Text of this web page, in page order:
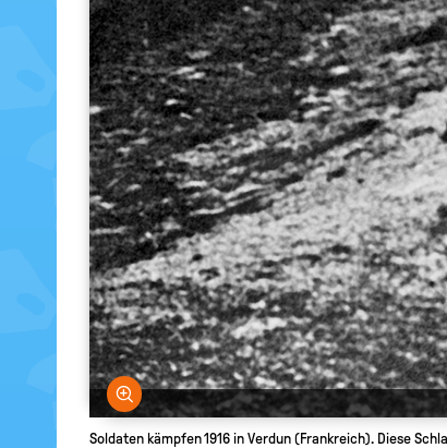
Bild vergrößern
Soldaten kämpfen 1916 in Verdun (Frankreich). Diese